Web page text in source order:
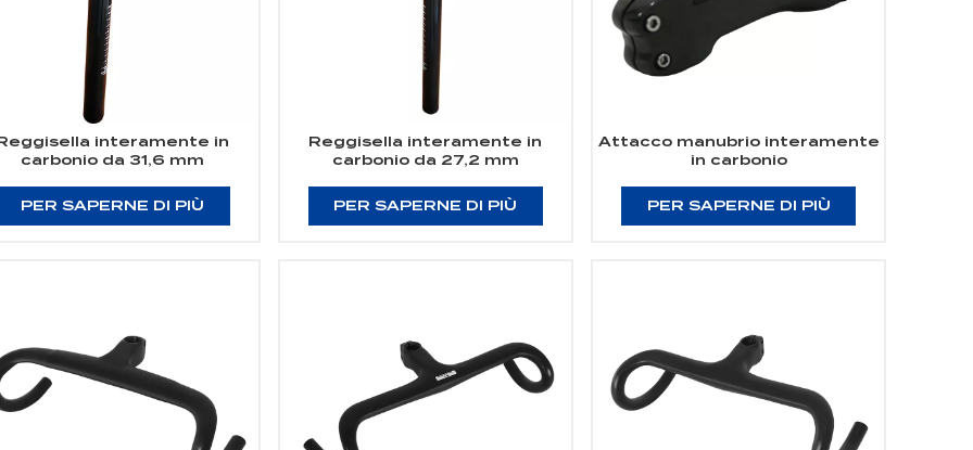
interamente in
carbonio da 31,6 mm
PER SAPERNE DI PIÙ
Reggisella interamente in
carbonio da 27,2 mm
PER SAPERNE DI PIÙ
Attacco manubrio interamente
in carbonio
PER SAPERNE DI PIÙ